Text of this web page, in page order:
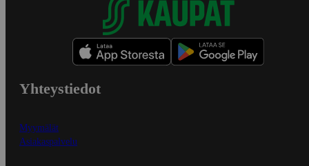
Yhteystiedot
Myymälät
Asiakaspalvelu